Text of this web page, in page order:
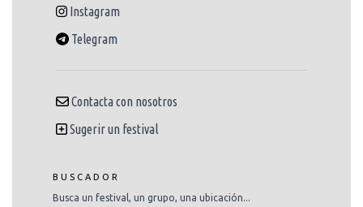
Instagram
Telegram
Contacta con nosotros
Sugerir un festival
BUSCADOR
Busca un festival, un grupo, una ubicación...